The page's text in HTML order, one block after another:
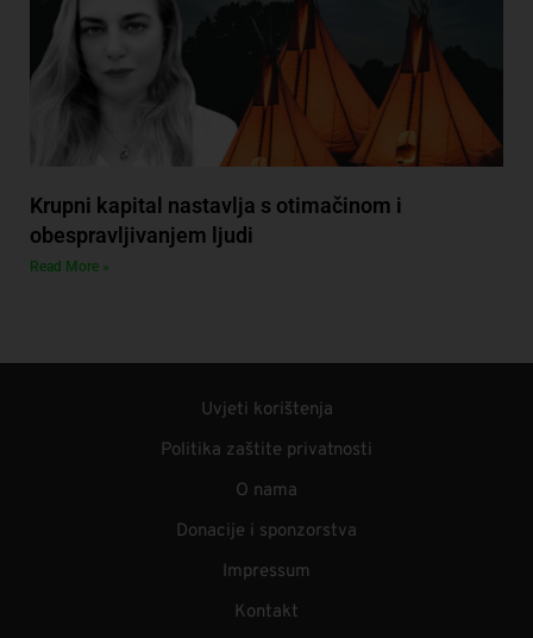
Krupni kapital nastavlja s otimačinom i
obespravljivanjem ljudi
Read More »
Uvjeti korištenja
Politika zaštite privatnosti
O nama
Donacije i sponzorstva
Impressum
Kontakt